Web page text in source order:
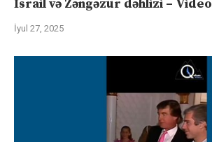
İsrail və Zəngəzur dəhlizi – Video
İyul 27, 2025